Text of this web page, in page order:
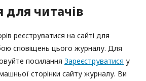
для читачів
реєструватися на сайті для
сповіщень цього журналу. Для
посилання Зареєструватися у
сторінки сайту журналу. Ви